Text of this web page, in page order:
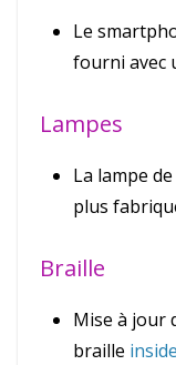
Le
fourni avec
Lampes
La lampe
plus
Braille
Mise à jour
braille